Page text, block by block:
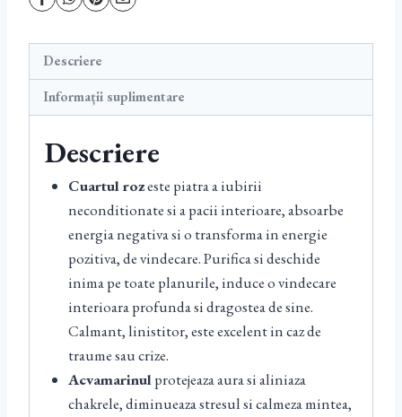
Descriere
Informații suplimentare
Descriere
Cuartul rozeste piatra a iubirii
neconditionate si a pacii interioare, absoarbe
energia negativa si o transforma in energie
pozitiva, de vindecare. Purifica si deschide
inima pe toate planurile, induce o vindecare
interioara profunda si dragostea de sine.
Calmant, linistitor, este excelent in caz de
traume sau crize.
Acvamarinulprotejeaza aura si aliniaza
chakrele, diminueaza stresul si calmeza mintea,